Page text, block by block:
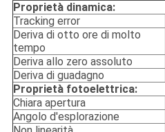
Proprietà dinamica:
Tracking error
Deriva di otto ore di molto
tempo
Deriva allo zero assoluto
Deriva di guadagno
Proprietà fotoelettrica:
Chiara apertura
Angolo d'esplorazione